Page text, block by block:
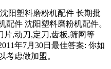
阳塑料磨粉机配件 长期批
配件 沈阳塑料磨粉机配件。
片,动刀,定刀,齿板,筛网等
年7月30日最佳答案: 你如
考虑做加盟。